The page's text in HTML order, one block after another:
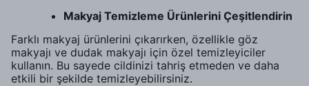
Makyaj Temizleme Ürünlerini Çeşitlendirin
Farklı makyaj ürünlerini çıkarırken, özellikle göz
makyajı ve dudak makyajı için özel temizleyiciler
kullanın. Bu sayede cildinizi tahriş etmeden ve daha
etkili bir şekilde temizleyebilirsiniz.